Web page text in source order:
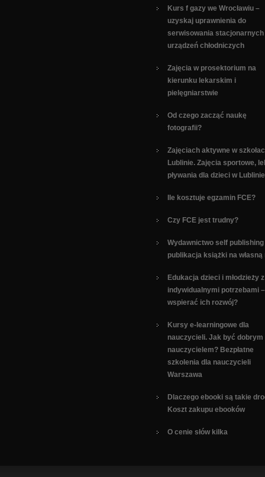
Kurs f gazy we Wrocławiu –
uzyskaj uprawnienia do
serwisowania stacjonarnych
urządzeń chłodniczych
Zajęcia w prosektorium na
kierunku lekarskim i
pielęgniarstwie
Od czego zacząć naukę
fotografii?
Zajęciach aktywne w
Lublinie. Zajęcia sportowe,
pływania dla dzieci w Lublinie
Ile kosztuje egzamin FCE?
Czy FCE jest trudny?
Wydawnictwo self publishing
publikacja książki na własną
Edukacja dzieci i młodzieży z
indywidualnymi potrzebami
wspierać ich rozwój?
Kursy e-learningowe dla
nauczycieli. Jak być dobrym
nauczycielem? Bezpłatne
szkolenia dla nauczycieli
Warszawa
Dlaczego ebooki są takie
Koszt zakupu ebooków
O cenie słów kilka